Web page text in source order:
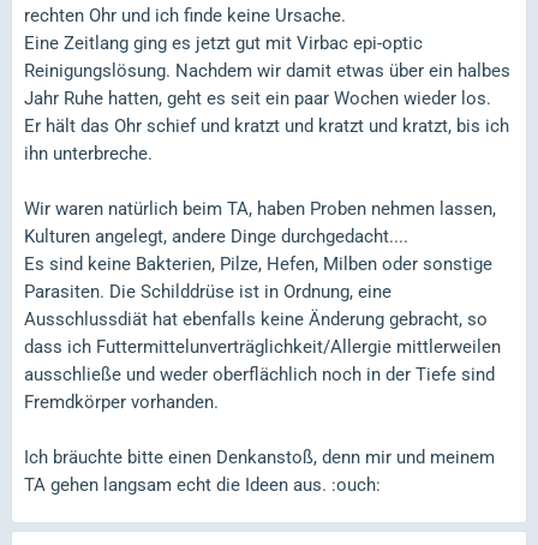
rechten Ohr und ich finde keine Ursache.
Eine Zeitlang ging es jetzt gut mit Virbac epi-optic
Reinigungslösung. Nachdem wir damit etwas über ein halbes
Jahr Ruhe hatten, geht es seit ein paar Wochen wieder los.
Er hält das Ohr schief und kratzt und kratzt und kratzt, bis ich
ihn unterbreche.
Wir waren natürlich beim TA, haben Proben nehmen lassen,
Kulturen angelegt, andere Dinge durchgedacht....
Es sind keine Bakterien, Pilze, Hefen, Milben oder sonstige
Parasiten. Die Schilddrüse ist in Ordnung, eine
Ausschlussdiät hat ebenfalls keine Änderung gebracht, so
dass ich Futtermittelunverträglichkeit/Allergie mittlerweilen
ausschließe und weder oberflächlich noch in der Tiefe sind
Fremdkörper vorhanden.
Ich bräuchte bitte einen Denkanstoß, denn mir und meinem
TA gehen langsam echt die Ideen aus. :ouch: